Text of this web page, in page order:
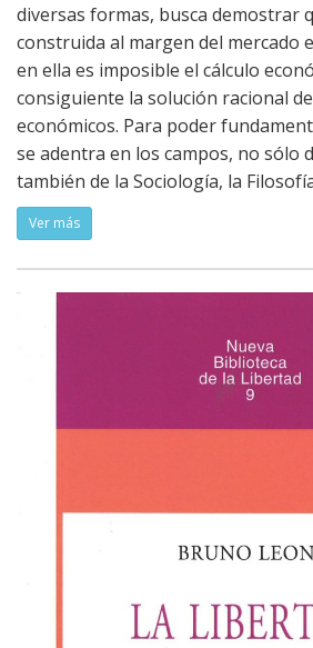
diversas formas, busca demostrar
construida al margen del mercado
en ella es imposible el cálculo
consiguiente la solución racional
económicos. Para poder
se adentra en los campos, no sólo
también de la Sociología, la
Ver más